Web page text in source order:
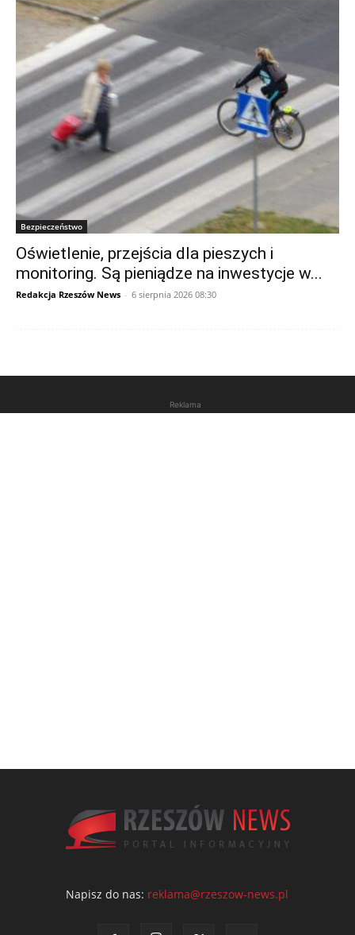
Bezpieczeństwo
Oświetlenie, przejścia dla pieszych i
monitoring. Są pieniądze na inwestycje w...
Redakcja Rzeszów News - 6 sierpnia 2026 08:30
Reklama
Napisz do nas: reklama@rzeszow-news.pl